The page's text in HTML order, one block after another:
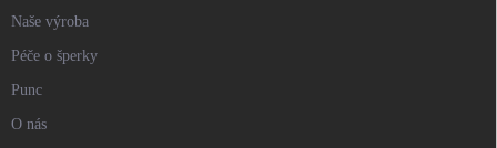
Naše výroba
Péče o šperky
Punc
O nás